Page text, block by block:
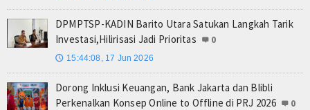
DPMPTSP-KADIN Barito Utara Satukan Langkah Tarik
Investasi,Hilirisasi Jadi Prioritas
0
🕔 15:44:08, 17 Jun 2026
Dorong Inklusi Keuangan, Bank Jakarta dan Blibli
Perkenalkan Konsep Online to Offline di PRJ 2026
0